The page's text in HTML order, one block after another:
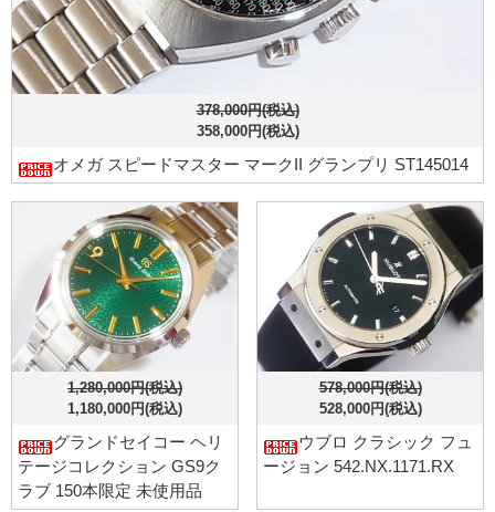
378,000円(税込)
358,000円(税込)
オメガ スピードマスター マークII グランプリ ST145014
1,280,000円(税込)
1,180,000円(税込)
グランドセイコー ヘリ
テージコレクション GS9ク
ラブ 150本限定 未使用品
578,000円(税込)
528,000円(税込)
ウブロ クラシック フュ
ージョン 542.NX.1171.RX